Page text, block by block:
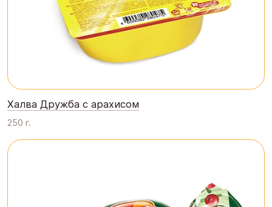
Халва Дружба с арахисом
250 г.